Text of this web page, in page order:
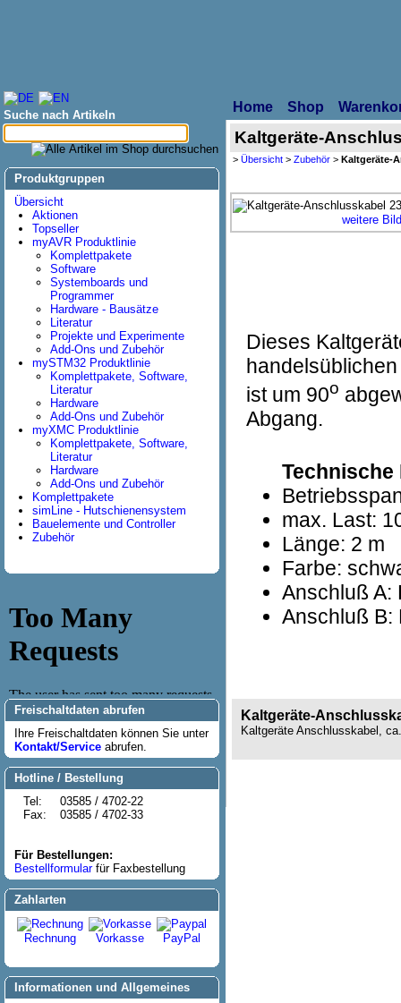
Suche nach Artikeln
Produktgruppen
Übersicht
Aktionen
Topseller
myAVR Produktlinie
Komplettpakete
Software
Systemboards und
Programmer
Hardware - Bausätze
Literatur
Projekte und Experimente
Add-Ons und Zubehör
mySTM32 Produktlinie
Komplettpakete, Software,
Literatur
Hardware
Add-Ons und Zubehör
myXMC Produktlinie
Komplettpakete, Software,
Literatur
Hardware
Add-Ons und Zubehör
Komplettpakete
simLine - Hutschienensystem
Bauelemente und Controller
Zubehör
Freischaltdaten abrufen
Ihre Freischaltdaten können Sie unter
Kontakt/Service abrufen.
Hotline / Bestellung
Tel:
Fax:
03585 / 4702-22
03585 / 4702-33
Für Bestellungen:
Bestellformularfür Faxbestellung
Zahlarten
Rechnung Vorkasse PayPal
Informationen und Allgemeines
Home Shop
Kaltgeräte-
> Übersicht > Zubehör > Kaltgeräte-
weitere
Dieses
ist um 90o
Abgang.
Technische
max. Last:
Länge: 2 m
Farbe:
Anschluß A:
Anschluß B:
Kaltgeräte-
Kaltgeräte Anschlusskabel,